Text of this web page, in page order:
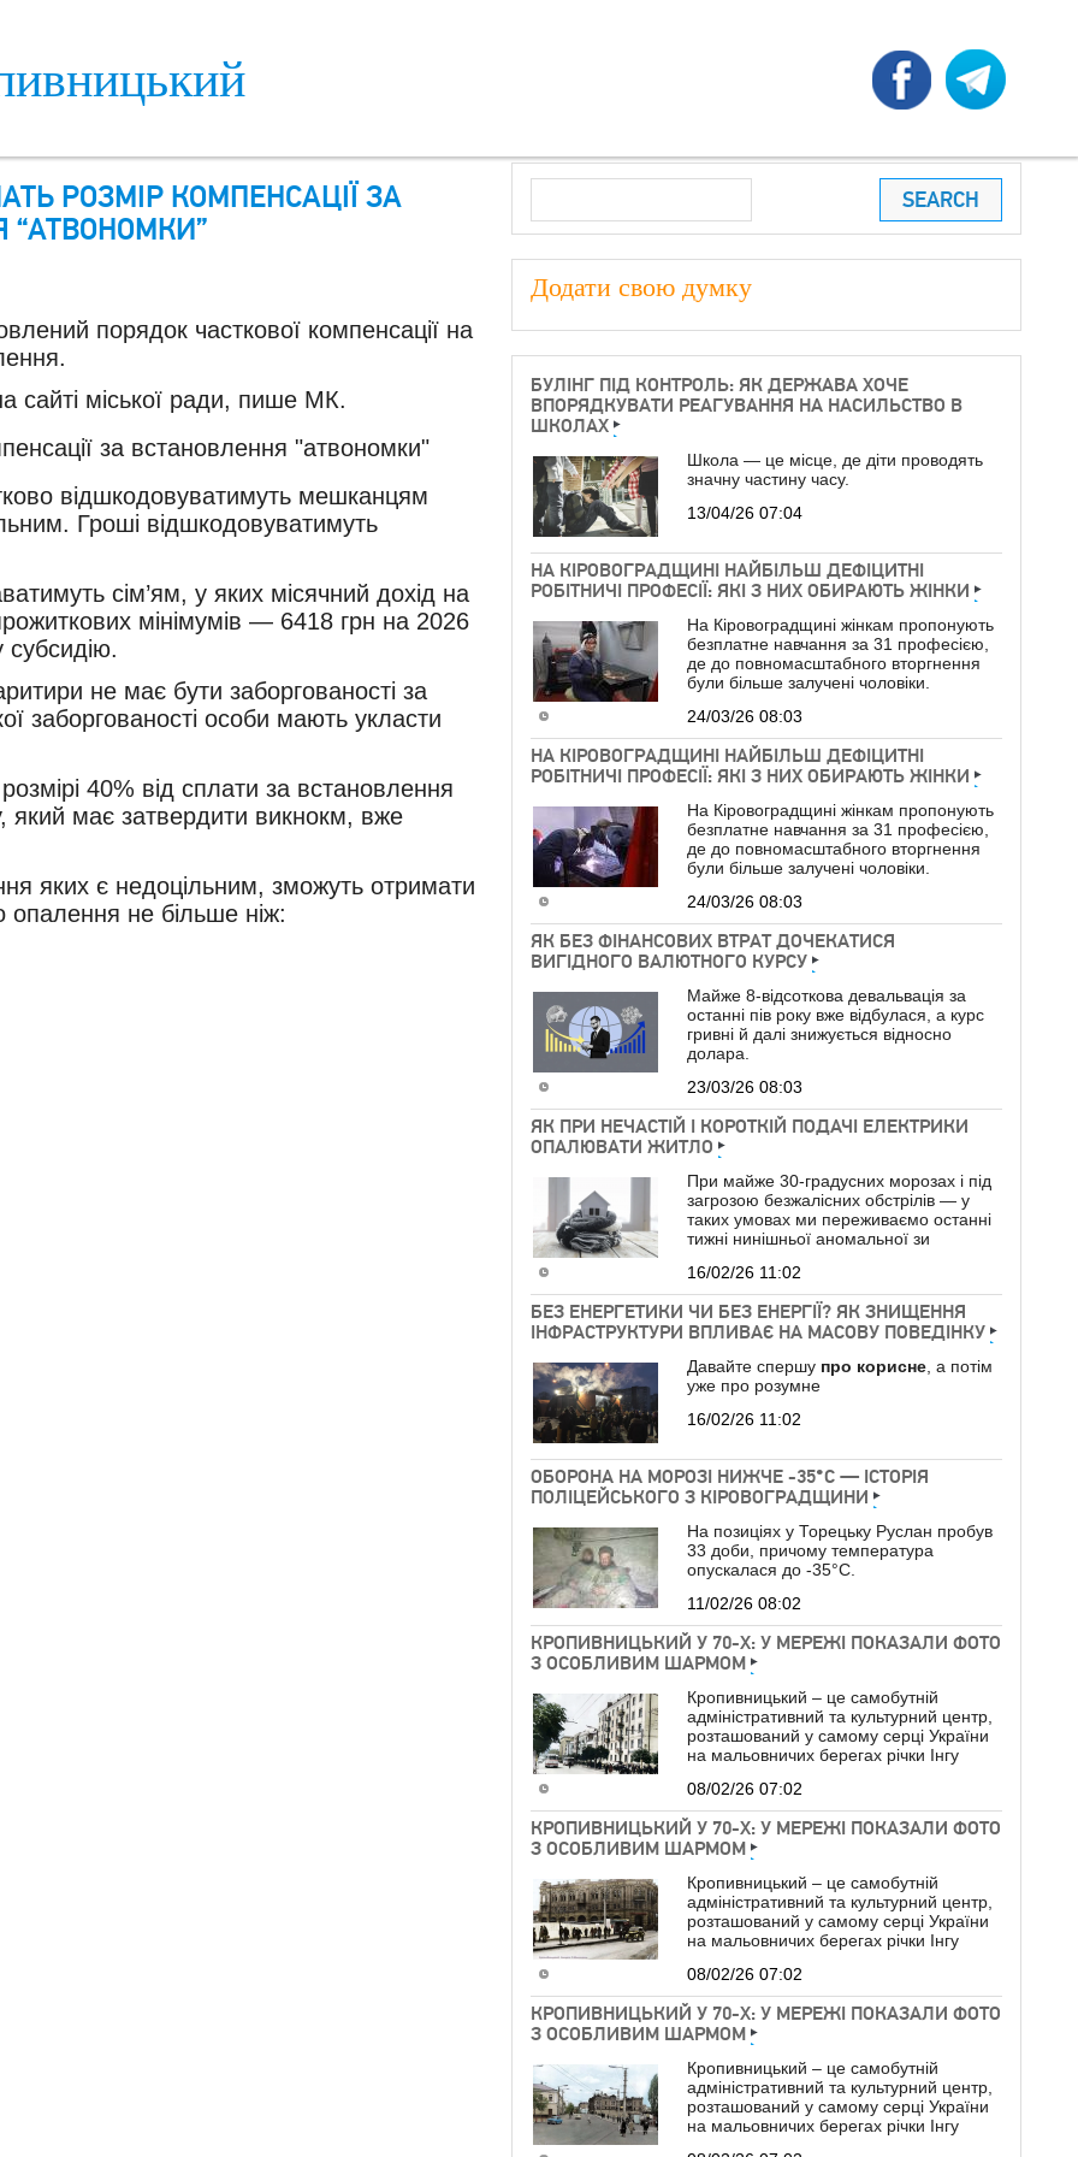
РОЗМІР КОМПЕНСАЦІЇ ЗА
“АТВОНОМКИ”
порядок часткової компенсації на
сайті міської ради, пише МК.
відшкодовуватимуть мешканцям
Гроші відшкодовуватимуть
сім’ям, у яких місячний дохід на
мінімумів — 6418 грн на 2026
субсидію.
не має бути заборгованості за
заборгованості особи мають укласти
40% від сплати за встановлення
який має затвердити викнокм, вже
яких є недоцільним, зможуть отримати
опалення не більше ніж:
Search
Додати свою думку
БУЛІНГ ПІД КОНТРОЛЬ: ЯК ДЕРЖАВА ХОЧЕ
ВПОРЯДКУВАТИ РЕАГУВАННЯ НА НАСИЛЬСТВО В
ШКОЛАХ
Школа — це місце, де діти проводять
значну частину часу.
13/04/26 07:04
НА КІРОВОГРАДЩИНІ НАЙБІЛЬШ ДЕФІЦИТНІ
РОБІТНИЧІ ПРОФЕСІЇ: ЯКІ З НИХ ОБИРАЮТЬ ЖІНКИ
На Кіровоградщині жінкам пропонують
безплатне навчання за 31 професією,
де до повномасштабного вторгнення
були більше залучені чоловіки.
24/03/26 08:03
НА КІРОВОГРАДЩИНІ НАЙБІЛЬШ ДЕФІЦИТНІ
РОБІТНИЧІ ПРОФЕСІЇ: ЯКІ З НИХ ОБИРАЮТЬ ЖІНКИ
На Кіровоградщині жінкам пропонують
безплатне навчання за 31 професією,
де до повномасштабного вторгнення
були більше залучені чоловіки.
24/03/26 08:03
ЯК БЕЗ ФІНАНСОВИХ ВТРАТ ДОЧЕКАТИСЯ
ВИГІДНОГО ВАЛЮТНОГО КУРСУ
Майже 8-відсоткова девальвація за
останні пів року вже відбулася, а курс
гривні й далі знижується відносно
долара.
23/03/26 08:03
ЯК ПРИ НЕЧАСТІЙ І КОРОТКІЙ ПОДАЧІ ЕЛЕКТРИКИ
ОПАЛЮВАТИ ЖИТЛО
При майже 30-градусних морозах і під
загрозою безжалісних обстрілів — у
таких умовах ми переживаємо останні
тижні нинішньої аномальної зи
16/02/26 11:02
БЕЗ ЕНЕРГЕТИКИ ЧИ БЕЗ ЕНЕРГІЇ? ЯК ЗНИЩЕННЯ
ІНФРАСТРУКТУРИ ВПЛИВАЄ НА МАСОВУ ПОВЕДІНКУ
Давайте спершу про корисне , а потім
уже про розумне
16/02/26 11:02
ОБОРОНА НА МОРОЗІ НИЖЧЕ -35°C — ІСТОРІЯ
ПОЛІЦЕЙСЬКОГО З КІРОВОГРАДЩИНИ
На позиціях у Торецьку Руслан пробув
33 доби, причому температура
опускалася до -35°C.
11/02/26 08:02
КРОПИВНИЦЬКИЙ У 70-Х: У МЕРЕЖІ ПОКАЗАЛИ ФОТО
З ОСОБЛИВИМ ШАРМОМ
Кропивницький – це самобутній
адміністративний та культурний центр,
розташований у самому серці України
на мальовничих берегах річки Інгу
08/02/26 07:02
КРОПИВНИЦЬКИЙ У 70-Х: У МЕРЕЖІ ПОКАЗАЛИ ФОТО
З ОСОБЛИВИМ ШАРМОМ
Кропивницький – це самобутній
адміністративний та культурний центр,
розташований у самому серці України
на мальовничих берегах річки Інгу
08/02/26 07:02
КРОПИВНИЦЬКИЙ У 70-Х: У МЕРЕЖІ ПОКАЗАЛИ ФОТО
З ОСОБЛИВИМ ШАРМОМ
Кропивницький – це самобутній
адміністративний та культурний центр,
розташований у самому серці України
на мальовничих берегах річки Інгу